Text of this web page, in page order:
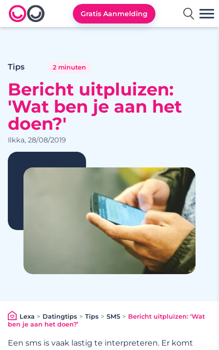
Lexa logo
Gratis Aanmelding
Tips 2 minuten
Bericht uitpluizen:
'Wat ben je aan het
doen?'
Ilkka, 28/08/2019
Lexa > Datingtips > Tips > SMS > Bericht uitpluizen: ‘Wat
ben je aan het doen?’
Een sms is vaak lastig te interpreteren. Er komt